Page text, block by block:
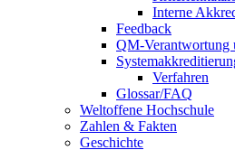
Interne
Feedback
QM-Verantwortung
Verfahren
Glossar/FAQ
Weltoffene Hochschule
Zahlen & Fakten
Geschichte